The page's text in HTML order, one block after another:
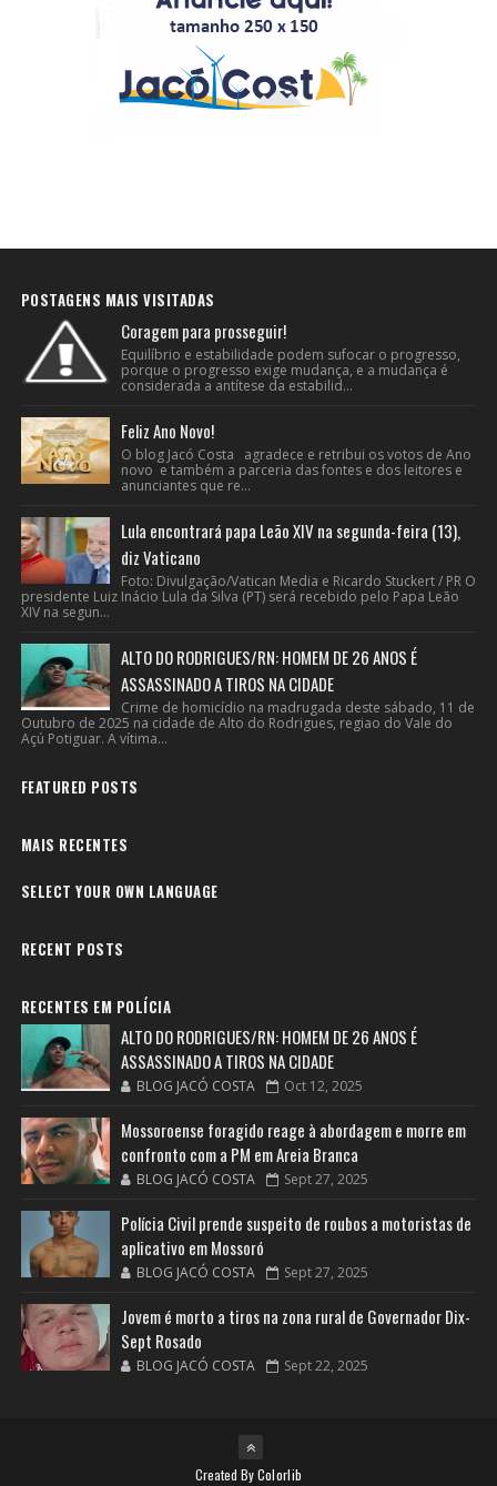
POSTAGENS MAIS VISITADAS
Coragem para prosseguir!
Equilíbrio e estabilidade podem sufocar o progresso,
porque o progresso exige mudança, e a mudança é
considerada a antítese da estabilid...
Feliz Ano Novo!
O blog Jacó Costa agradece e retribui os votos de Ano
novo e também a parceria das fontes e dos leitores e
anunciantes que re...
Lula encontrará papa Leão XIV na segunda-feira (13),
diz Vaticano
Foto: Divulgação/Vatican Media e Ricardo Stuckert / PR O
presidente Luiz Inácio Lula da Silva (PT) será recebido pelo Papa Leão
XIV na segun...
ALTO DO RODRIGUES/RN: HOMEM DE 26 ANOS É
ASSASSINADO A TIROS NA CIDADE
Crime de homicídio na madrugada deste sábado, 11 de
Outubro de 2025 na cidade de Alto do Rodrigues, regiao do Vale do
Açú Potiguar. A vítima...
FEATURED POSTS
MAIS RECENTES
SELECT YOUR OWN LANGUAGE
RECENT POSTS
RECENTES EM POLÍCIA
ALTO DO RODRIGUES/RN: HOMEM DE 26 ANOS É
ASSASSINADO A TIROS NA CIDADE
BLOG JACÓ COSTA Oct 12, 2025
Mossoroense foragido reage à abordagem e morre em
confronto com a PM em Areia Branca
BLOG JACÓ COSTA Sept 27, 2025
Polícia Civil prende suspeito de roubos a motoristas de
aplicativo em Mossoró
BLOG JACÓ COSTA Sept 27, 2025
Jovem é morto a tiros na zona rural de Governador Dix-
Sept Rosado
BLOG JACÓ COSTA Sept 22, 2025
Created ByColorlib